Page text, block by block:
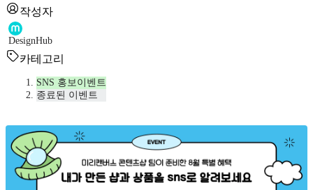
작성자
DesignHub
카테고리
SNS 홍보이벤트
종료된 이벤트